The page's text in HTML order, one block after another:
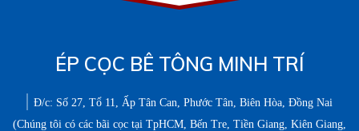
ÉP CỌC BÊ TÔNG MINH TRÍ
Đ/c: Số 27, Tổ 11, Ấp Tân Can, Phước Tân, Biên Hòa, Đồng Nai
(Chúng tôi có các bãi cọc tại TpHCM, Bến Tre, Tiền Giang, Kiên Giang,